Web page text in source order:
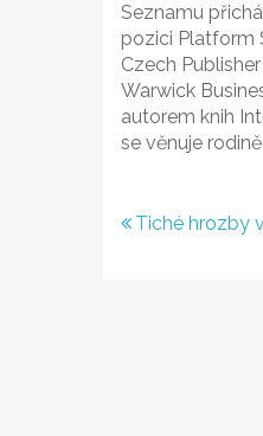
Seznamu
pozici Platform
Czech
Warwick
autorem knih
se věnuje
Tiché hrozby